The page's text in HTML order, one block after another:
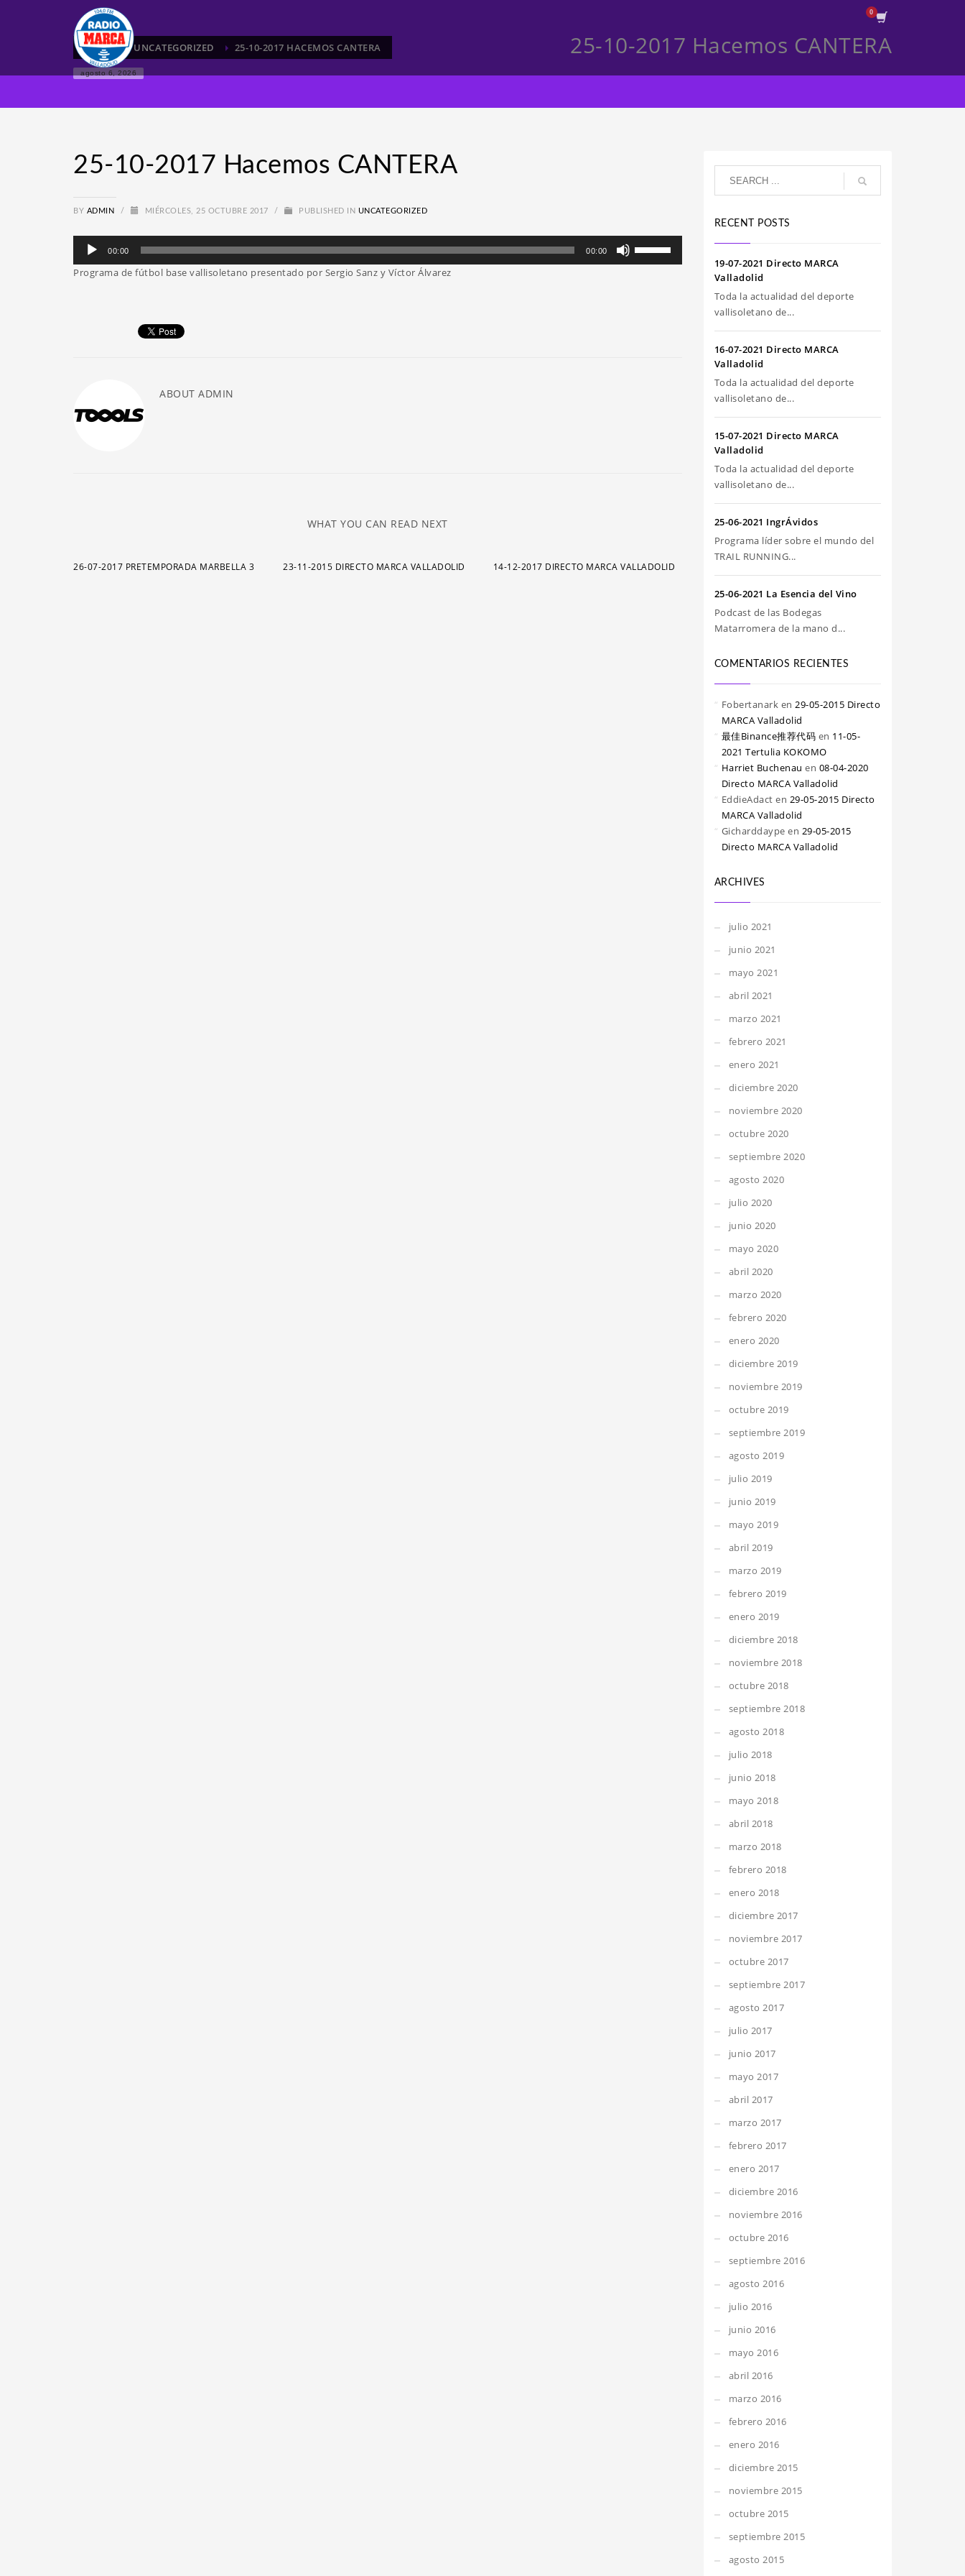
HOME UNCATEGORIZED 25-10-2017 HACEMOS CANTERA
agosto 6, 2026
25-10-2017 Hacemos CANTERA
25-10-2017 Hacemos CANTERA
BY ADMIN / MIÉRCOLES, 25 OCTUBRE 2017 / PUBLISHED IN UNCATEGORIZED
Reproductor
audio
00:00 00:00
Programa de fútbol base vallisoletano presentado por Sergio Sanz y Víctor Álvarez
ABOUT ADMIN
WHAT YOU CAN READ NEXT
26-07-2017 PRETEMPORADA MARBELLA 3 23-11-2015 DIRECTO MARCA VALLADOLID 14-12-2017 DIRECTO MARCA VALLADOLID
RECENT POSTS
19-07-2021 Directo MARCA
Valladolid
Toda la actualidad del deporte
vallisoletano de...
16-07-2021 Directo MARCA
Valladolid
Toda la actualidad del deporte
vallisoletano de...
15-07-2021 Directo MARCA
Valladolid
Toda la actualidad del deporte
vallisoletano de...
25-06-2021 IngrÁvidos
Programa líder sobre el mundo del
TRAIL RUNNING...
25-06-2021 La Esencia del Vino
Podcast de las Bodegas
Matarromera de la mano d...
COMENTARIOS RECIENTES
Fobertanark en 29-05-2015 Directo
MARCA Valladolid
最佳Binance推荐代码 en 11-05-
2021 Tertulia KOKOMO
Harriet Buchenau en 08-04-2020
Directo MARCA Valladolid
EddieAdact en 29-05-2015 Directo
MARCA Valladolid
Gicharddaype en 29-05-2015
Directo MARCA Valladolid
ARCHIVES
julio 2021
junio 2021
mayo 2021
abril 2021
marzo 2021
febrero 2021
enero 2021
diciembre 2020
noviembre 2020
octubre 2020
septiembre 2020
agosto 2020
julio 2020
junio 2020
mayo 2020
abril 2020
marzo 2020
febrero 2020
enero 2020
diciembre 2019
noviembre 2019
octubre 2019
septiembre 2019
agosto 2019
julio 2019
junio 2019
mayo 2019
abril 2019
marzo 2019
febrero 2019
enero 2019
diciembre 2018
noviembre 2018
octubre 2018
septiembre 2018
agosto 2018
julio 2018
junio 2018
mayo 2018
abril 2018
marzo 2018
febrero 2018
enero 2018
diciembre 2017
noviembre 2017
octubre 2017
septiembre 2017
agosto 2017
julio 2017
junio 2017
mayo 2017
abril 2017
marzo 2017
febrero 2017
enero 2017
diciembre 2016
noviembre 2016
octubre 2016
septiembre 2016
agosto 2016
julio 2016
junio 2016
mayo 2016
abril 2016
marzo 2016
febrero 2016
enero 2016
diciembre 2015
noviembre 2015
octubre 2015
septiembre 2015
agosto 2015